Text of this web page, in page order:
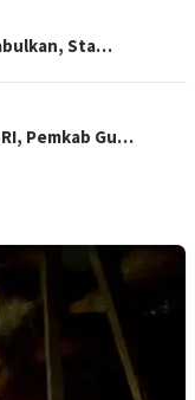
Sta…
Pemkab Gu…